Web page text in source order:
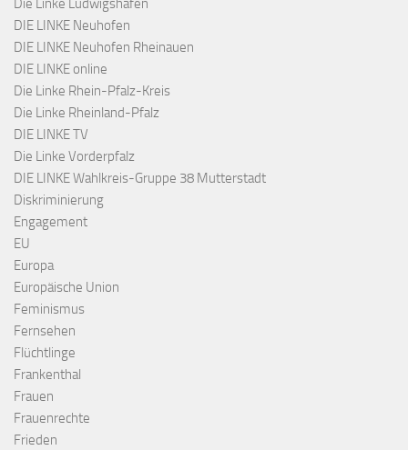
DIE LINKE Neuhofen
DIE LINKE Neuhofen Rheinauen
DIE LINKE online
Die Linke Rhein-Pfalz-Kreis
Die Linke Rheinland-Pfalz
DIE LINKE TV
Die Linke Vorderpfalz
DIE LINKE Wahlkreis-Gruppe 38 Mutterstadt
Diskriminierung
Engagement
EU
Europa
Europäische Union
Feminismus
Fernsehen
Flüchtlinge
Frankenthal
Frauen
Frauenrechte
Frieden